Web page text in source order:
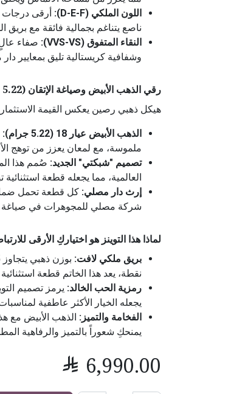
اللون الملكي (D-E-F):
أرقى درجات
ناصع يتناغم بجمالية فائقة مع بريق
النقاء المتفوق (VVS-VS):
صفاء
وشفافية كريستالية تليق بمعايير
رقي الذهب الأبيض وصياغة الإتقان (5.22 جرام):
هيكل ذهبي رصين يعكس القيمة
الذهب الأبيض عيار 18 (5.22 جرام):
ملموسة، مع لمعان يعزز من توهج
تصميم "شبكتي" الجديد: صُمم هذا
العالمية، مما يجعله قطعة
إرث دار مصلي: كل قطعة تحمل ضمان
شركة مصلي للمجوهرات في صياغة
لماذا هذا التوينز هو اختياركِ الأرقى
بريق ملكي لافت:
نقطة، يعد هذا الخاتم قطعة
رمزية الحب الخالد: يرمز تصميم
يجعله الخيار الأكثر عاطفية
الفخامة والتميز: الذهب الأبيض مع
يمنحكِ شعوراً بالتميز والرفاهية
 6,990.00